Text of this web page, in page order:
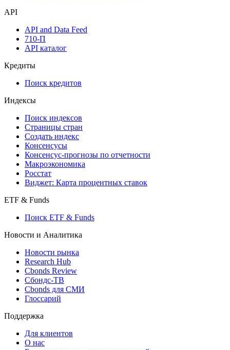
API
API and Data Feed
710-П
API каталог
Кредиты
Поиск кредитов
Индексы
Поиск индексов
Страницы стран
Создать индекс
Консенсусы
Консенсус-прогнозы по отчетности
Макроэкономика
Росстат
Виджет: Карта процентных ставок
ETF & Funds
Поиск ETF & Funds
Новости и Аналитика
Новости рынка
Research Hub
Cbonds Review
Сбондс-ТВ
Cbonds для СМИ
Глоссарий
Поддержка
Для клиентов
О нас